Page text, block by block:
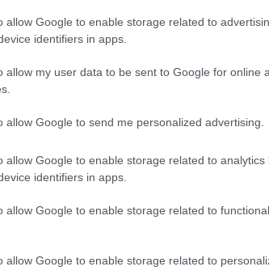
allow Google to enable storage related to
identifiers in apps.
allow my user data to be sent to Google for online
allow Google to send me personalized advertising.
allow Google to enable storage related to analytics
identifiers in apps.
allow Google to enable storage related to
allow Google to enable storage related to
ZENE
FÜTTYEL -
FILM ZENÉJE